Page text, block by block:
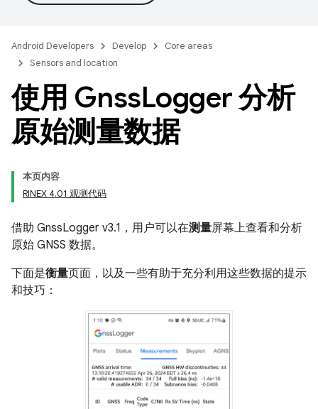
Android Developers Develop
Core areas
Sensors and location
使用 GnssLogger 分析
原始测量数据
本页内容
RINEX 4.01 观测代码
借助 GnssLogger v3.1，用户可以在测量屏幕上查看和分析
原始 GNSS 数据。
下面是衡量页面，以及一些有助于充分利用这些数据的提示
和技巧：